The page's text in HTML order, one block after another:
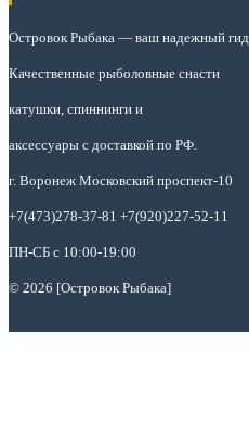
Островок Рыбака — ваш надежный гид
Качественные рыболовные снасти
катушки, спиннинги и
аксессуары с доставкой по РФ.
г. Воронеж Московский проспект-10
+7(473)278-37-81 +7(920)227-52-11
ПН-СБ с 10:00-19:00
© 2026 [Островок Рыбака]